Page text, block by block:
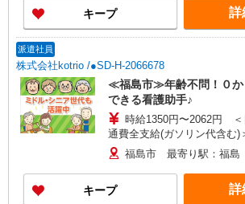
キープ 詳
派遣社員
株式会社kotrio /●SD-H-2066678
≪福島市≫年齢不問！０か
できる看護助手♪
時給1350円〜2062円 ＜
通費全支給(ガソリン代含む)
福島市 最寄り駅：福島
キープ 詳